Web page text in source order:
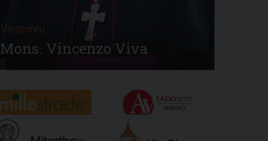
Vescovo
Mons. Vincenzo Viva